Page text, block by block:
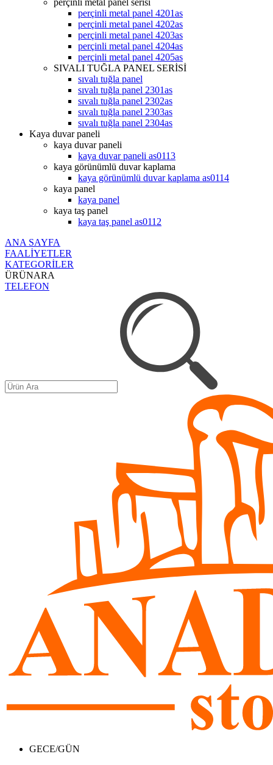
perçinli metal panel serisi
perçinli metal panel 4201as
perçinli metal panel 4202as
perçinli metal panel 4203as
perçinli metal panel 4204as
perçinli metal panel 4205as
SIVALI TUĞLA PANEL SERİSİ
sıvalı tuğla panel
sıvalı tuğla panel 2301as
sıvalı tuğla panel 2302as
sıvalı tuğla panel 2303as
sıvalı tuğla panel 2304as
Kaya duvar paneli
kaya duvar paneli
kaya duvar paneli as0113
kaya görünümlü duvar kaplama
kaya görünümlü duvar kaplama as0114
kaya panel
kaya panel
kaya taş panel
kaya taş panel as0112
ANA SAYFA
FAALİYETLER
KATEGORİLER
ÜRÜNARA
TELEFON
GECE/GÜN